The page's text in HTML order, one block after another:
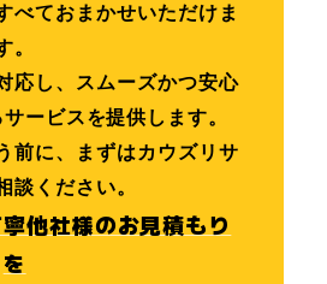
べておまかせいただけま
。
応し、スムーズかつ安心
ービスを提供します。
前に、まずはカウズリサ
談ください。
他社様のお見積もり
を